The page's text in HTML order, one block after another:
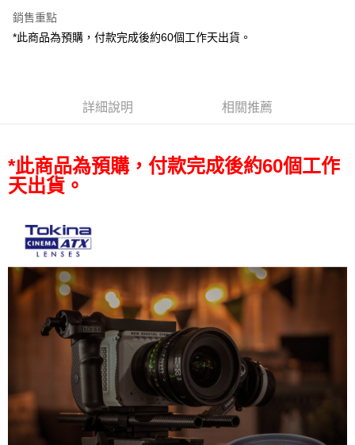
台新國際商業銀行
Google Pay
全支付
AFTEE先享後付
便利好安心！
１．簡單：不需註冊會員、不需綁卡、不需儲值。
２．便利：只要手機號碼，簡訊認證，即可結帳。
【「AFTEE先享後付」結帳流程】
１．於結帳方式選擇「AFTEE先享後付」後，將跳轉至「AFTEE先享後付」
結帳頁面，進行簡訊認證並確認金額後，即可完成結帳。
２．訂單成立數日內，您將收到繳費通知簡訊。
３．收到繳費通知簡訊後14天內，點擊此簡訊中的連結，可透過四大超商／
ATM／網路銀行／等多元方式進行付款，方視為交易完成。
※ 請注意：結帳手續完成當下不需立刻繳費，但若您需要取消訂單，請聯絡
購買商品的店家。未經商家同意取消之訂單仍視為有效，需透過AFTEE先享
後付繳納相關費用。
※ 交易是否成功請以「AFTEE先享後付 」之結帳頁面顯示為準，若有關於
是否繳費成功／繳費後需取消欲退款等相關疑問，請聯繫「AFTEE先享後付
客戶支援中心」
https://netprotections.freshdesk.com/support/home
【注意事項】
１．透過由恩沛科技股份有限公司提供之「AFTEE先享後付」服務完成之交
運送方式
每筆NT$60，滿NT$399(含以上)免運費
萊爾富取貨付款
每筆NT$60，滿NT$399(含以上)免運費
7-11取貨付款
每筆NT$60，滿NT$399(含以上)免運費
每筆NT$75，滿NT$399(含以上)免運費
付款後門市自取
免運費
銷售重點
*此商品為預購，付款完成後約60個工作天出貨。
詳細說明 相關推薦
*此商品為預購，付款完成後約60個工作
天出貨。